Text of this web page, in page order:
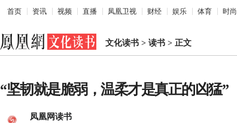
首页 资讯 视频 直播 凤凰卫视 财经 娱乐 体育 时尚
文化读书 > 读书 > 正文
“坚韧就是脆弱，温柔才是真正的凶猛”
凤凰网读书